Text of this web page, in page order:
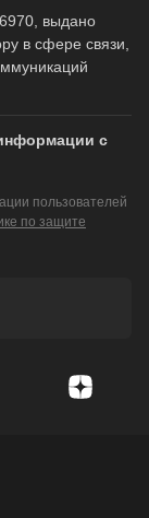
выдано
в сфере связи,
с
пользователей
по защите